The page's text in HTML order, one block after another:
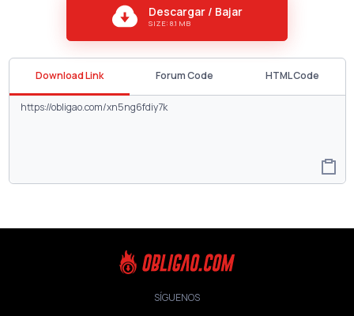
Descargar / Bajar
SIZE: 8.1 MB
Download Link Forum Code HTML Code
SÍGUENOS